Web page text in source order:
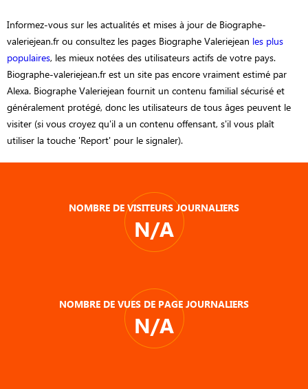
Informez-vous sur les actualités et mises à jour de Biographe-
valeriejean.fr ou consultez les pages Biographe Valeriejean les plus
populaires, les mieux notées des utilisateurs actifs de votre pays.
Biographe-valeriejean.fr est un site pas encore vraiment estimé par
Alexa. Biographe Valeriejean fournit un contenu familial sécurisé et
généralement protégé, donc les utilisateurs de tous âges peuvent le
visiter (si vous croyez qu'il a un contenu offensant, s'il vous plaît
utiliser la touche 'Report' pour le signaler).
NOMBRE DE VISITEURS JOURNALIERS
N/A
NOMBRE DE VUES DE PAGE JOURNALIERS
N/A